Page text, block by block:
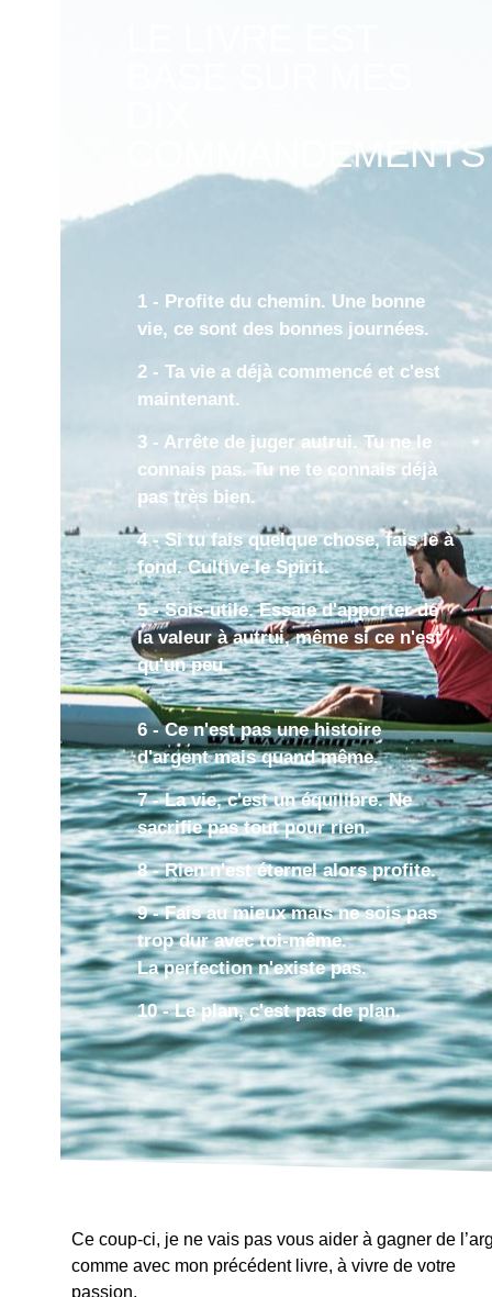
COMMANDEMENTS
:
1 - Profite du chemin. Une bonne
vie, ce sont des bonnes journées.
2 - Ta vie a déjà commencé et c'est
maintenant.
3 - Arrête de juger autrui. Tu ne le
connais pas. Tu ne te connais déjà
pas très bien.
4 - Si tu fais quelque chose, fais le à
fond. Cultive le Spirit.
5 - Sois-utile. Essaie d'apporter de
la valeur à autrui, même si ce n'est
qu'un peu.
6 - Ce n'est pas une histoire
d'argent mais quand même.
7 - La vie, c'est un équilibre. Ne
sacrifie pas tout pour rien.
8 - Rien n'est éternel alors profite.
9 - Fais au mieux mais ne sois pas
trop dur avec toi-même.
La perfection n'existe pas.
10 - Le plan, c'est pas de plan.
Ce coup-ci, je ne vais pas vous aider à gagner de
comme avec mon précédent livre, à vivre de votre
passion.